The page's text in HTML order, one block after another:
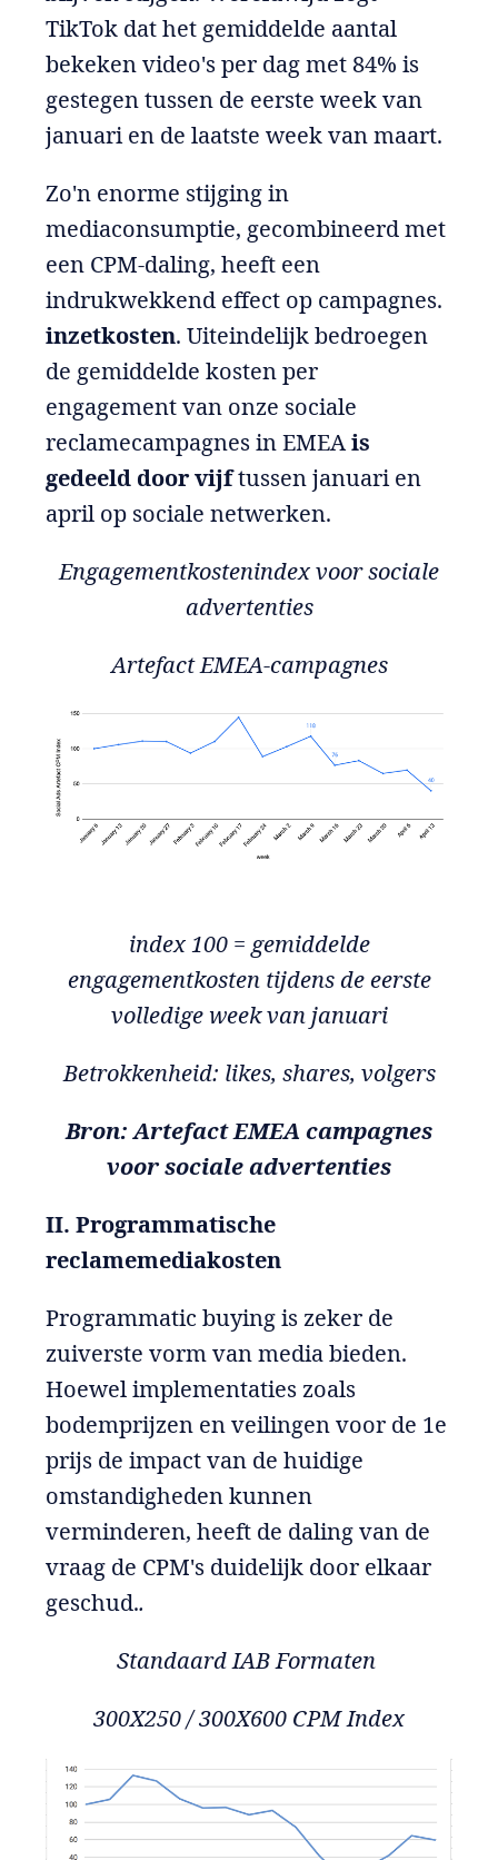
TikTok dat het gemiddelde aantal
bekeken video's per dag met 84% is
gestegen tussen de eerste week van
januari en de laatste week van maart.
Zo'n enorme stijging in
mediaconsumptie, gecombineerd met
een CPM-daling, heeft een
indrukwekkend effect op campagnes.
inzetkosten. Uiteindelijk bedroegen
de gemiddelde kosten per
engagement van onze sociale
reclamecampagnes in EMEAis
gedeeld door vijftussen januari en
april op sociale netwerken.
Engagementkostenindex voor sociale
advertenties
Artefact EMEA-campagnes
index 100 = gemiddelde
engagementkosten tijdens de eerste
volledige week van januari
Betrokkenheid: likes, shares, volgers
Bron: Artefact EMEA campagnes
voor sociale advertenties
II. Programmatische
reclamemediakosten
Programmatic buying is zeker de
zuiverste vorm van media bieden.
Hoewel implementaties zoals
bodemprijzen en veilingen voor de 1e
prijs de impact van de huidige
omstandigheden kunnen
verminderen, heeft de daling van de
vraag de CPM's duidelijk door elkaar
geschud..
Standaard IABFormaten
300X250 / 300X600 CPM Index